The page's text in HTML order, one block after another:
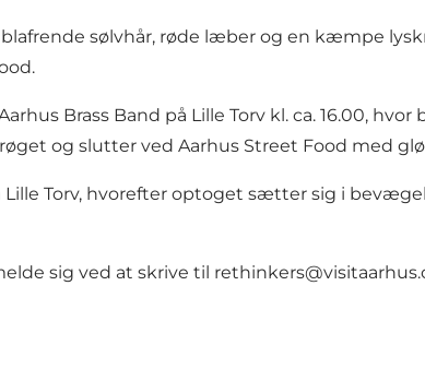
sølvhår, røde læber og en kæmpe
Brass Band på Lille Torv kl. ca. 16.00,
og slutter ved Aarhus Street Food med
Torv, hvorefter optoget sætter sig i
sig ved at skrive til